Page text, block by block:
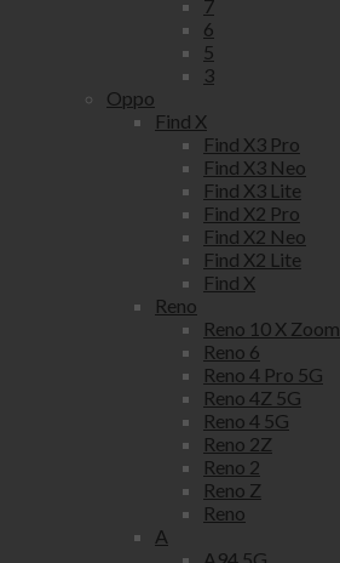
7
6
5
3
Oppo
Find X
Find X3 Pro
Find X3 Neo
Find X3 Lite
Find X2 Pro
Find X2 Neo
Find X2 Lite
Find X
Reno
Reno 10 X Zoom
Reno 6
Reno 4 Pro 5G
Reno 4Z 5G
Reno 4 5G
Reno 2Z
Reno 2
Reno Z
Reno
A